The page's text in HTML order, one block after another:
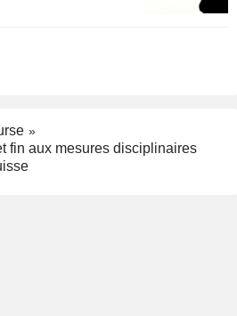
fin aux mesures disciplinaires